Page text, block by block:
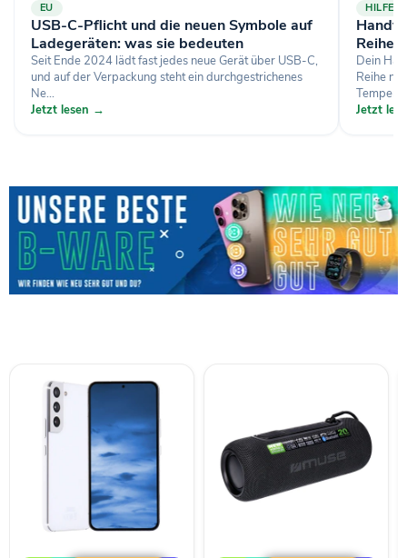
EU
USB-C-Pflicht und die neuen Symbole auf
Ladegeräten: was sie bedeuten
Seit Ende 2024 lädt fast jedes neue Gerät über USB-C,
und auf der Verpackung steht ein durchgestrichenes
Ne...
Jetzt lesen →
HILFE
Handy
Reihe
Dein
Reihe
Jetzt